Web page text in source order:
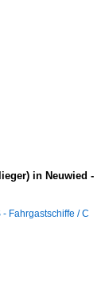
in Neuwied -
- Fahrgastschiffe / C